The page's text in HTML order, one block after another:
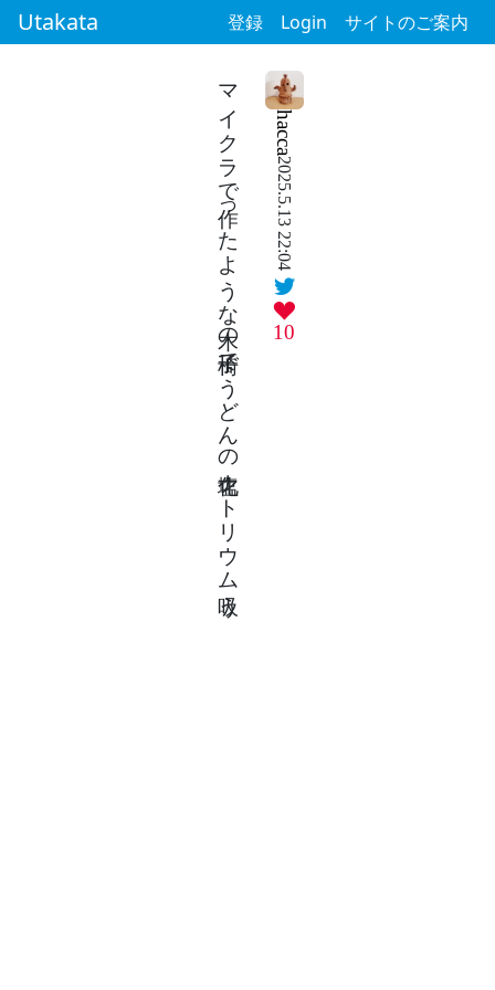
Utakata 登録 Login サイトのご案内
hacca
2025.5.13 22:04
10
マイクラで作ったような木の椅子でうどんの塩化ナトリウム吸う